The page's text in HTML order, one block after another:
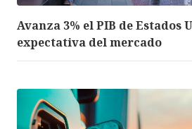
Avanza 3% el PIB de Estados
expectativa del mercado